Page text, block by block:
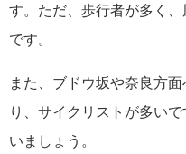
す。ただ、歩行者が多く
です。
また、ブドウ坂や奈良方
り、サイクリストが多い
いましょう。